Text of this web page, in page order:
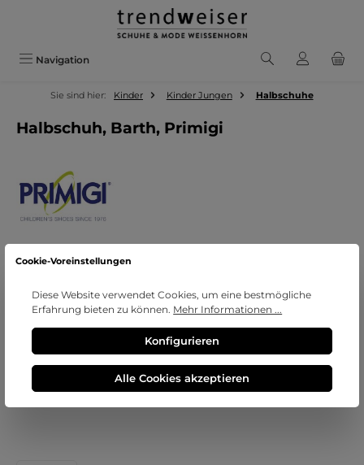
Zum Hauptinhalt springen
Navigation
Sie sind hier: Kinder Kinder Jungen Halbschuhe
Halbschuh, Barth, Primigi
Cookie-Voreinstellungen
Diese Website verwendet Cookies, um eine bestmögliche
Erfahrung bieten zu können. Mehr Informationen ...
Konfigurieren
Alle Cookies akzeptieren